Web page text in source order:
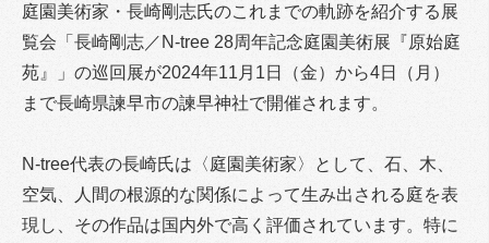
庭園美術家・長崎剛志氏のこれまでの軌跡を紹介する展
覧会「長崎剛志／N-tree 28周年記念庭園美術展『原始庭
苑』」の巡回展が2024年11月1日（金）から4日（月）
まで長崎県諫早市の諫早神社で開催されます。
N-tree代表の長崎氏は〈庭園美術家〉として、石、木、
空気、人間の根源的な関係によって生み出される庭を表
現し、その作品は国内外で高く評価されています。特に